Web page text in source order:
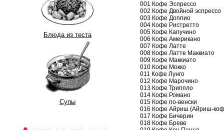
Блюда из теста
Супы
001 Кофе Эспрессо
002 Кофе Двойной эспрессо
003 Кофе Доппио
004 Кофе Ристретто
005 Кофе Капучино
006 Кофе Американо
007 Кофе Латте
008 Кофе Латте Маккиато
009 Кофе Маккиато
010 Кофе Мокко
011 Кофе Лунго
012 Кофе Марочино
013 Кофе Триппло
014 Кофе Романо
015 Кофе по-венски
016 Кофе Айриш (Айриш-
017 Кофе Бичерин
018 Кофе Бреве